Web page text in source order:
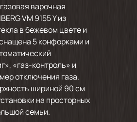
варочная
VM 9155 Y из
в бежевом цвете и
5 конфорками и
«газ-контроль» и
отключения газа.
шириной 90 см
на просторных
семьи.